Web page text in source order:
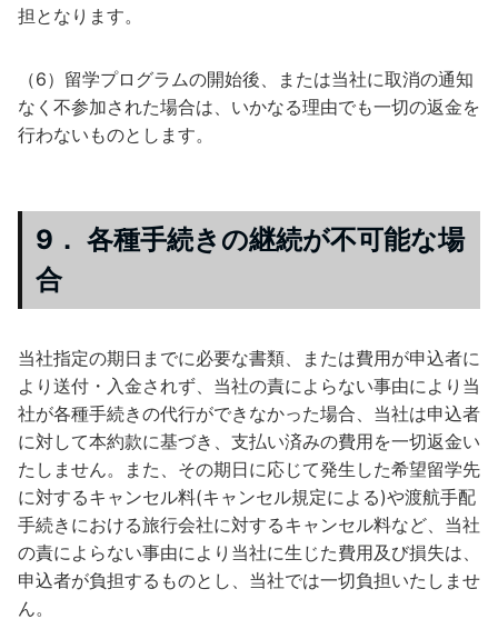
担となります。
（6）留学プログラムの開始後、または当社に取消の通知
なく不参加された場合は、いかなる理由でも一切の返金を
行わないものとします。
9． 各種手続きの継続が不可能な場
合
当社指定の期日までに必要な書類、または費用が申込者に
より送付・入金されず、当社の責によらない事由により当
社が各種手続きの代行ができなかった場合、当社は申込者
に対して本約款に基づき、支払い済みの費用を一切返金い
たしません。また、その期日に応じて発生した希望留学先
に対するキャンセル料(キャンセル規定による)や渡航手配
手続きにおける旅行会社に対するキャンセル料など、当社
の責によらない事由により当社に生じた費用及び損失は、
申込者が負担するものとし、当社では一切負担いたしませ
ん。